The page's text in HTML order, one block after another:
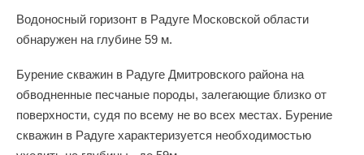
Водоносный горизонт в Радуге Московской области
обнаружен на глубине 59 м.
Бурение скважин в Радуге Дмитровского района на
обводненные песчаные породы, залегающие близко от
поверхности, судя по всему не во всех местах. Бурение
скважин в Радуге характеризуется необходимостью